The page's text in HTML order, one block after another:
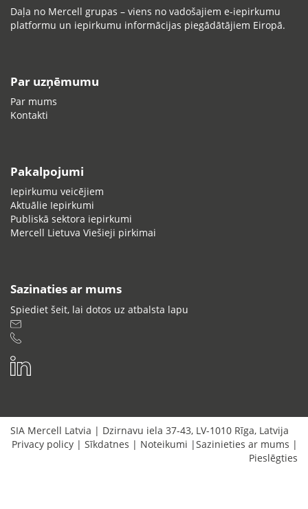
Daļa no Mercell grupas – viens no vadošajiem e-iepirkumu
platformu un iepirkumu informācijas piegādātājiem Eiropā.
Par uzņēmumu
Par mums
Kontakti
Pakalpojumi
Iepirkumu veicējiem
Aktuālie Iepirkumi
Publiskā sektora iepirkumi
Mercell Lietuva Viešieji pirkimai
Sazinaties ar mums
Spiediet šeit, lai dotos uz atbalsta lapu
SIA Mercell Latvia | Dzirnavu iela 37-43, LV-1010 Rīga, Latvija
Privacy policy | Sīkdatnes | Noteikumi |Sazinieties ar mums |
Pieslēgties